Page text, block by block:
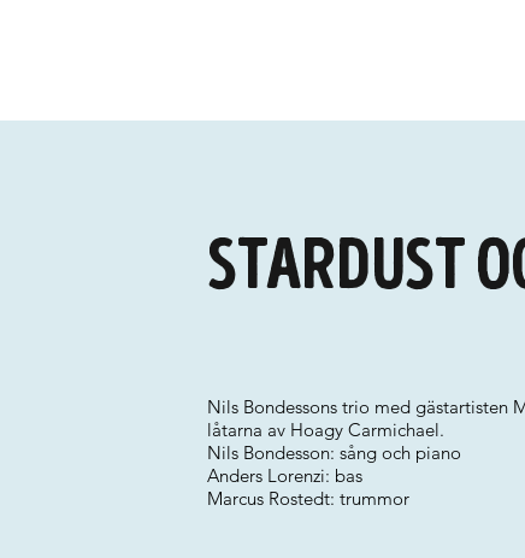
Stardust
Nils Bondessons trio med gästartisten
låtarna av Hoagy Carmichael.
Nils Bondesson: sång och piano
Anders Lorenzi: bas
Marcus Rostedt: trummor